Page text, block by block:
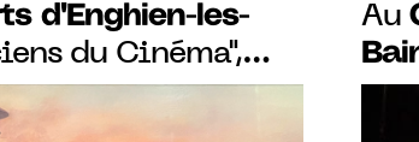
d'Enghien-les-
du Cinéma",
spéciaux, du
2024
Au